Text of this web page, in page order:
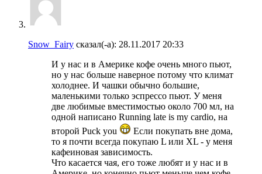
Snow_Fairy сказал(-а): 28.11.2017 20:33
И у нас и в Америке кофе очень много пьют,
но у нас больше наверное потому что климат
холоднее. И чашки обычно большие,
маленькими только эспрессо пьют. У меня
две любимые вместимостью около 700 мл, на
одной написано Running late is my cardio, на
второй Puck you
Если покупать вне дома,
то я почти всегда покупаю L или XL - у меня
кафеиновая зависимость.
Что касается чая, его тоже любят и у нас и в